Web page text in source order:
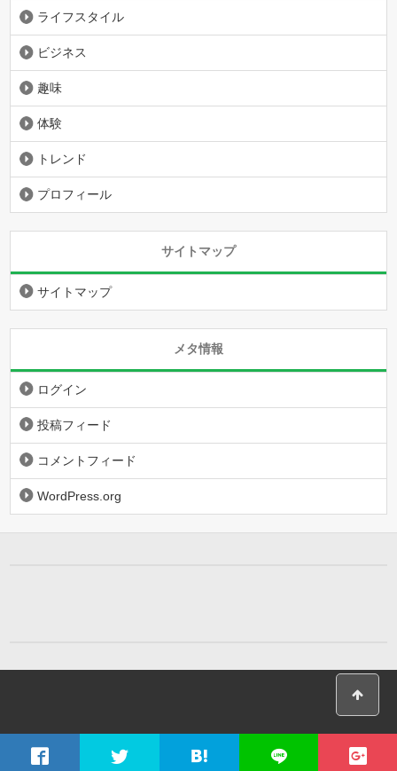
ライフスタイル
ビジネス
趣味
体験
トレンド
プロフィール
サイトマップ
サイトマップ
メタ情報
ログイン
投稿フィード
コメントフィード
WordPress.org